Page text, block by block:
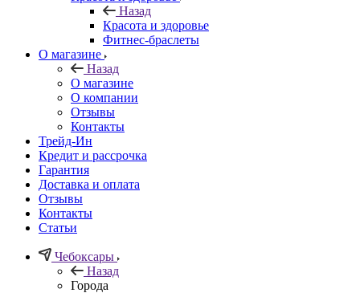
Назад
Красота и здоровье
Фитнес-браслеты
О магазине
Назад
О магазине
О компании
Отзывы
Контакты
Трейд-Ин
Кредит и рассрочка
Гарантия
Доставка и оплата
Отзывы
Контакты
Статьи
Чебоксары
Назад
Города